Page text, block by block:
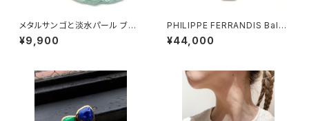
メタルサンゴと淡水パール ブロ
ーチ
¥9,900
PHILIPPE FERRANDIS Balé
ares ブローチ
¥44,000